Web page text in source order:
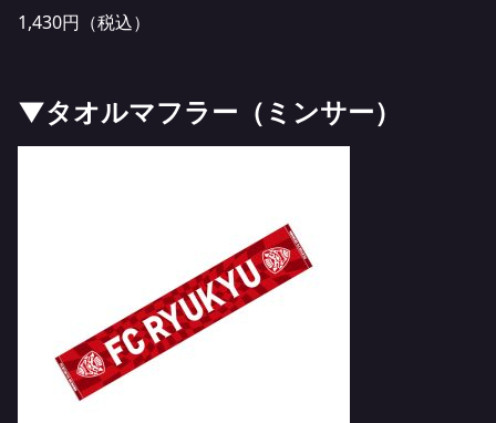
1,430円（税込）
▼タオルマフラー（ミンサー）